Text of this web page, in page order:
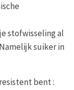
stofwisseling al
suiker in
bent :